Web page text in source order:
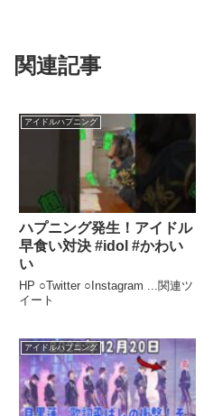
関連記事
アイドルハプニング
ハプニング発生！アイドル
早食い対決 #idol #かわい
い
HP ○Twitter ○Instagram ...関連ツ
イート
アイドルハプニング